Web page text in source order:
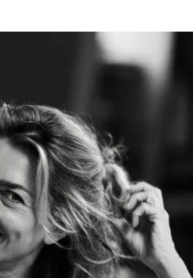
Stoomfluit
Vaak
Uitvinding
jinglecassette